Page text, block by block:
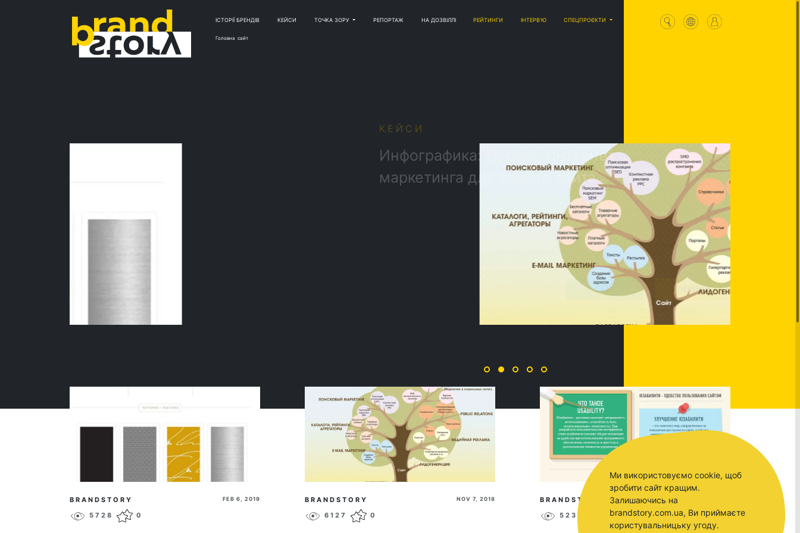
ІСТОРІЇ БРЕНДІВ КЕЙСИ ТОЧКА ЗОРУ РЕПОРТАЖ НА ДОЗВІЛЛІ РЕЙТИНГИ ІНТЕРВ'Ю СПЕЦПРОЄКТИ
Головна сайт
Инфографика: Дерево Интернет-
маркетинга для вашего сайта
BRANDSTORY FEB 6, 2019
5728 0
BRANDSTORY NOV 7, 2018
6127 0
BRANDSTORY
5238 0
Ми використовуємо cookie, щоб
зробити сайт кращим.
Залишаючись на
brandstory.com.ua, Ви приймаєте
користувальницьку угоду.